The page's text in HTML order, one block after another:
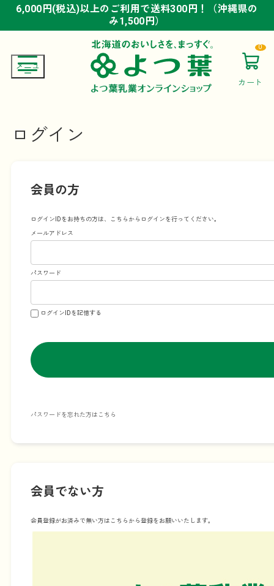
6,000円(税込)以上のご利用で送料300円！（沖縄県の
み1,500円）
6,000円(税込)以上のご利用で送料300円！（沖縄県の
み1,500円）
6,000円(税込)以上のご利用で送料300円！（沖縄県の
み1,500円）
カート
0
ログイン
会員の方
ログインIDをお持ちの方は、こちらからログインを行ってください。
メールアドレス
パスワード
ログインIDを記憶する
パスワードを忘れた方はこちら
会員でない方
会員登録がお済みで無い方はこちらから登録をお願いいたします。